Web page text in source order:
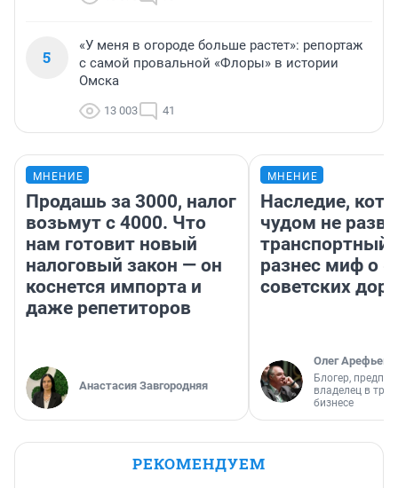
5
«У меня в огороде больше растет»: репортаж
с самой провальной «Флоры» в истории
Омска
13 003 41
МНЕНИЕ
Продашь за 3000, налог
возьмут с 4000. Что
нам готовит новый
налоговый закон — он
коснется импорта и
даже репетиторов
Анастасия Завгородняя
МНЕНИЕ
Наследие,
чудом не
транспортный
разнес миф о
советских
Олег Арефьев
Блогер,
владелец в
бизнесе
РЕКОМЕНДУЕМ